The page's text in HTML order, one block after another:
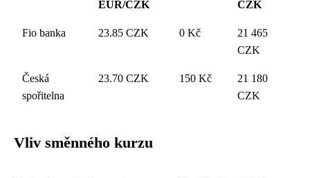
EUR/CZK
CZK
Fio banka 23.85 CZK 0 Kč
21 465
CZK
Česká
spořitelna
23.70 CZK 150 Kč
21 180
CZK
Vliv směnného kurzu